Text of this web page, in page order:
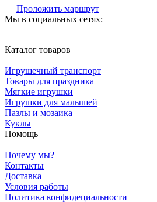
Проложить маршрут
Мы в социальных сетях:
Каталог товаров
Игрушечный транспорт
Товары для праздника
Мягкие игрушки
Игрушки для малышей
Пазлы и мозаика
Куклы
Помощь
Почему мы?
Контакты
Доставка
Условия работы
Политика конфидециальности